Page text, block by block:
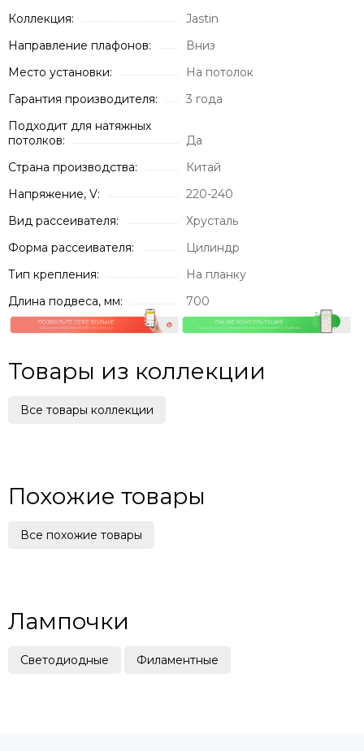
Коллекция:
Jastin
Направление плафонов:
Вниз
Место установки:
На потолок
Гарантия производителя:
3 года
Подходит для натяжных
потолков:
Да
Страна производства:
Китай
Напряжение, V:
220-240
Вид рассеивателя:
Хрусталь
Форма рассеивателя:
Цилиндр
Тип крепления:
На планку
Длина подвеса, мм:
700
Товары из коллекции
Все товары коллекции
Похожие товары
Все похожие товары
Лампочки
Светодиодные Филаментные